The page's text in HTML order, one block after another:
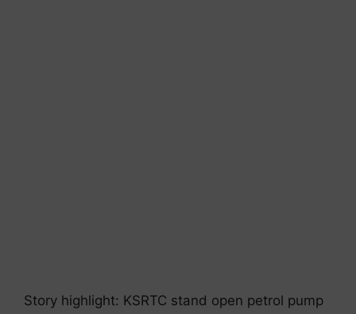
Story highlight: KSRTC stand open petrol pump